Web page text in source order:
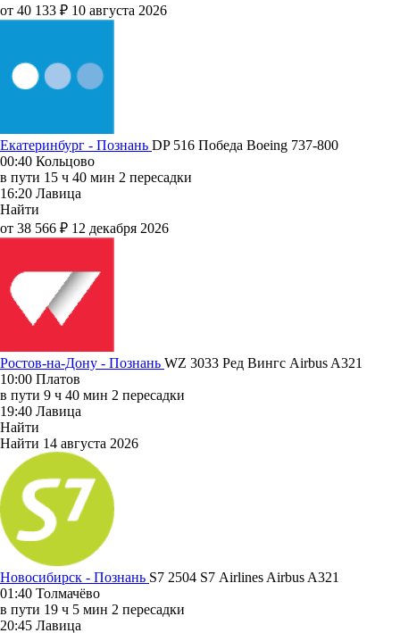
от 40 133 ₽ 10 августа 2026
Екатеринбург - Познань DP 516 Победа Boeing 737-800
00:40 Кольцово
в пути 15 ч 40 мин 2 пересадки
16:20 Лавица
Найти
от 38 566 ₽ 12 декабря 2026
Ростов-на-Дону - Познань WZ 3033 Ред Вингс Airbus A321
10:00 Платов
в пути 9 ч 40 мин 2 пересадки
19:40 Лавица
Найти
Найти 14 августа 2026
Новосибирск - Познань S7 2504 S7 Airlines Airbus A321
01:40 Толмачёво
в пути 19 ч 5 мин 2 пересадки
20:45 Лавица